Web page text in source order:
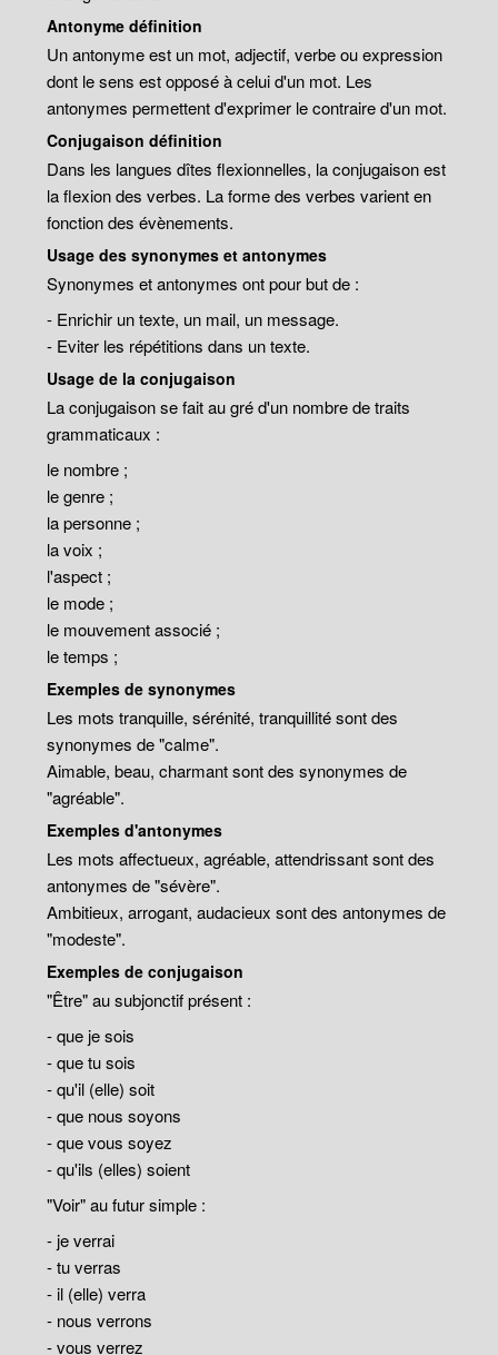
Antonyme définition
Un antonyme est un mot, adjectif, verbe ou expression
dont le sens est opposé à celui d'un mot. Les
antonymes permettent d'exprimer le contraire d'un mot.
Conjugaison définition
Dans les langues dîtes flexionnelles, la conjugaison est
la flexion des verbes. La forme des verbes varient en
fonction des évènements.
Usage des synonymes et antonymes
Synonymes et antonymes ont pour but de :
- Enrichir un texte, un mail, un message.
- Eviter les répétitions dans un texte.
Usage de la conjugaison
La conjugaison se fait au gré d'un nombre de traits
grammaticaux :
le nombre ;
le genre ;
la personne ;
la voix ;
l'aspect ;
le mode ;
le mouvement associé ;
le temps ;
Exemples de synonymes
Les mots tranquille, sérénité, tranquillité sont des
synonymes de "calme".
Aimable, beau, charmant sont des synonymes de
"agréable".
Exemples d'antonymes
Les mots affectueux, agréable, attendrissant sont des
antonymes de "sévère".
Ambitieux, arrogant, audacieux sont des antonymes de
"modeste".
Exemples de conjugaison
"Être" au subjonctif présent :
- que je sois
- que tu sois
- qu'il (elle) soit
- que nous soyons
- que vous soyez
- qu'ils (elles) soient
"Voir" au futur simple :
- je verrai
- tu verras
- il (elle) verra
- nous verrons
- vous verrez